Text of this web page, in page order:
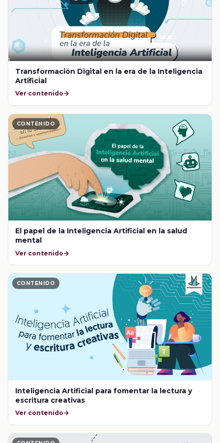
Transformación Digital en la era de la Inteligencia
Artificial
Ver contenido
CONTENIDO
El papel de la Inteligencia Artificial en la salud
mental
Ver contenido
CONTENIDO
Inteligencia Artificial para fomentar la lectura y
escritura creativas
Ver contenido